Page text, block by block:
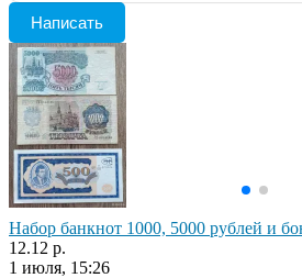
Написать
Набор банкнот 1000, 5000 рублей и
12.12 р.
1 июля, 15:26